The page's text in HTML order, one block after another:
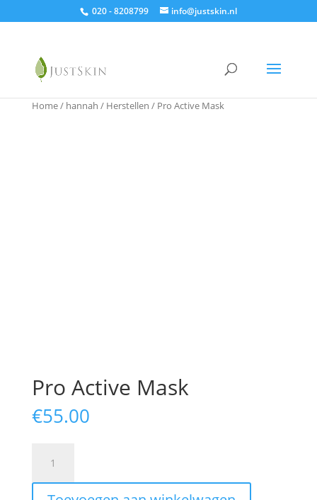
020 - 8208799 info@justskin.nl
Home/ hannah / Herstellen / Pro Active Mask
Pro Active Mask
€55.00
Active
Mask